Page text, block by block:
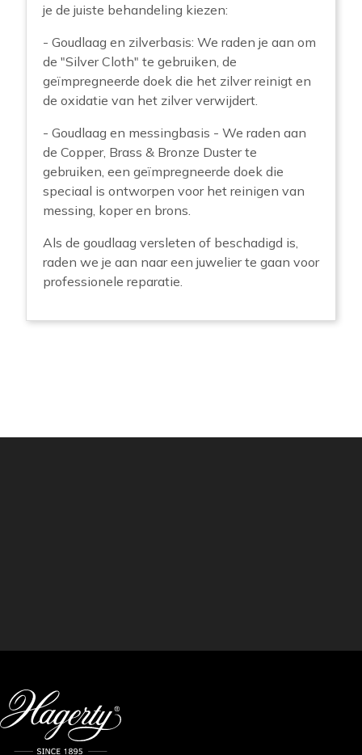
je de juiste behandeling kiezen:
- Goudlaag en zilverbasis: We raden je aan om
de "Silver Cloth" te gebruiken, de
geïmpregneerde doek die het zilver reinigt en
de oxidatie van het zilver verwijdert.
- Goudlaag en messingbasis - We raden aan
de Copper, Brass & Bronze Duster te
gebruiken, een geïmpregneerde doek die
speciaal is ontworpen voor het reinigen van
messing, koper en brons.
Als de goudlaag versleten of beschadigd is,
raden we je aan naar een juwelier te gaan voor
professionele reparatie.